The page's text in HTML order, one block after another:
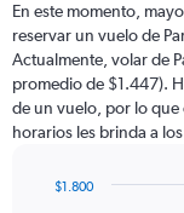
categories.
The
chart
has
1
Y
displaying
En este momento,
reservar un vuelo de
Actualmente, volar de
promedio de $1.447).
de un vuelo, por lo que
horarios les brinda a
$1.800